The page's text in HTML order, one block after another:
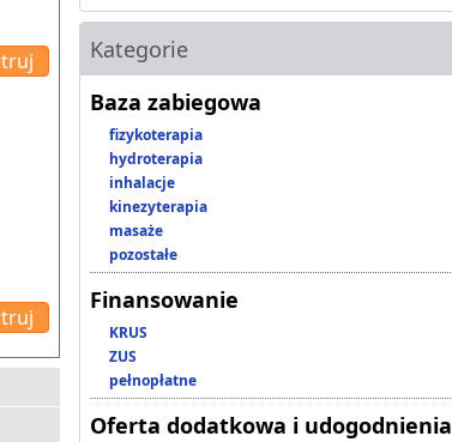
Kategorie
Baza zabiegowa
fizykoterapia
hydroterapia
inhalacje
kinezyterapia
masaże
pozostałe
Finansowanie
KRUS
ZUS
pełnopłatne
Oferta dodatkowa i udogodnienia